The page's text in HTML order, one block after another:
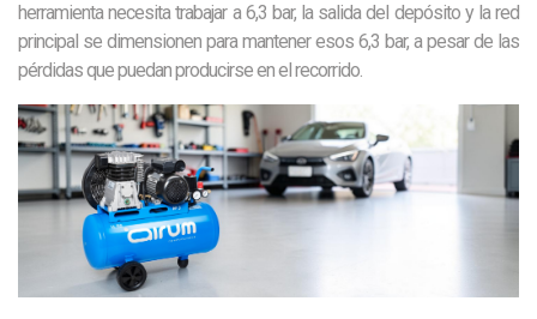
herramienta necesita trabajar a 6,3 bar, la salida del depósito y la red
principal se dimensionen para mantener esos 6,3 bar, a pesar de las
pérdidas que puedan producirse en el recorrido.